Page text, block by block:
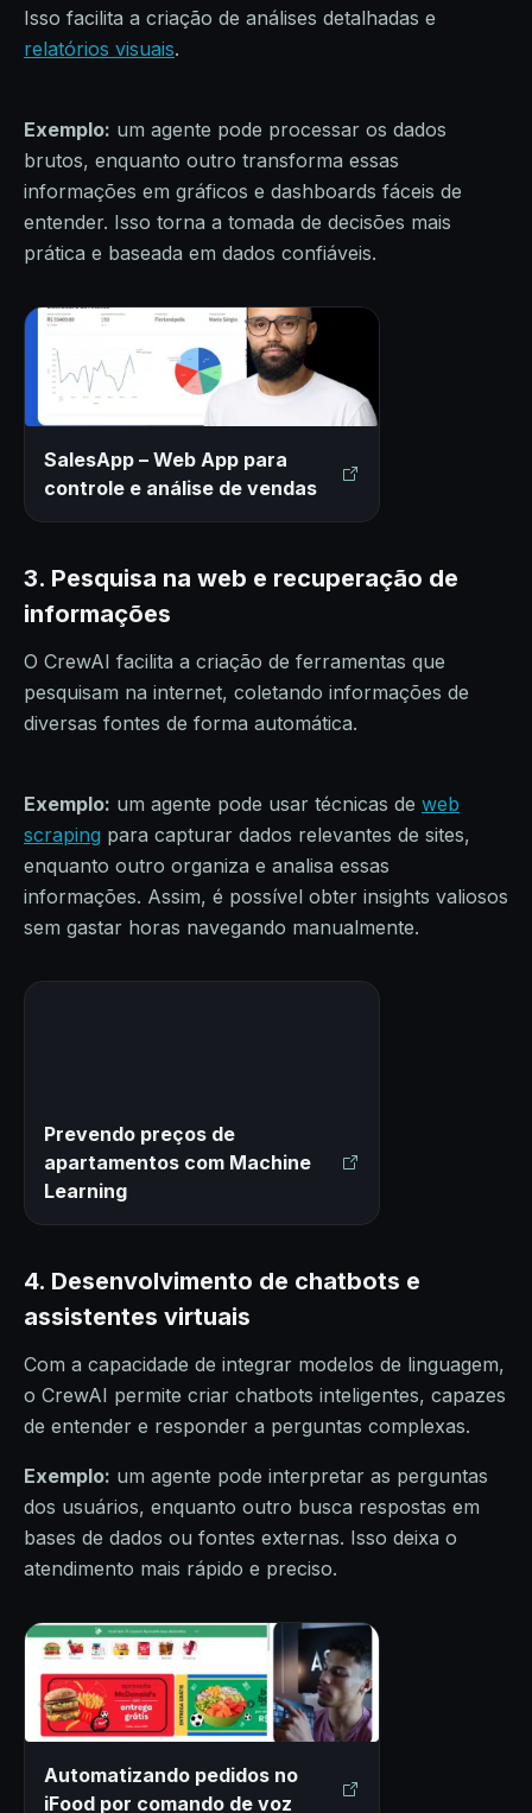
Isso facilita a criação de análises detalhadas e
relatórios visuais.
Exemplo: um agente pode processar os dados
brutos, enquanto outro transforma essas
informações em gráficos e dashboards fáceis de
entender. Isso torna a tomada de decisões mais
prática e baseada em dados confiáveis.
SalesApp – Web App para
controle e análise de vendas
3. Pesquisa na web e recuperação de
informações
O CrewAI facilita a criação de ferramentas que
pesquisam na internet, coletando informações de
diversas fontes de forma automática.
Exemplo: um agente pode usar técnicas de web
scraping para capturar dados relevantes de sites,
enquanto outro organiza e analisa essas
informações. Assim, é possível obter insights valiosos
sem gastar horas navegando manualmente.
Prevendo preços de
apartamentos com Machine
Learning
4. Desenvolvimento de chatbots e
assistentes virtuais
Com a capacidade de integrar modelos de linguagem,
o CrewAI permite criar chatbots inteligentes, capazes
de entender e responder a perguntas complexas.
Exemplo: um agente pode interpretar as perguntas
dos usuários, enquanto outro busca respostas em
bases de dados ou fontes externas. Isso deixa o
atendimento mais rápido e preciso.
Automatizando pedidos no
iFood por comando de voz